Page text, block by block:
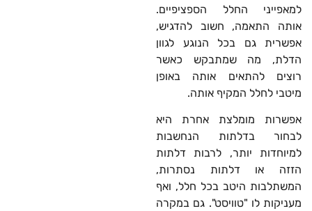
למאפייני החלל הספציפיים.
אותה התאמה, חשוב להדגיש,
אפשרית גם בכל הנוגע לגוון
הדלת, מה שמתבקש כאשר
רוצים להתאים אותה באופן
מיטבי לחלל המקיף אותה.
אפשרות מומלצת אחרת היא
לבחור בדלתות הנחשבות
למיוחדות יותר, לרבות דלתות
הזזה או דלתות נסתרות,
המשתלבות היטב בכל חלל, ואף
מעניקות לו "טוויסט". גם במקרה